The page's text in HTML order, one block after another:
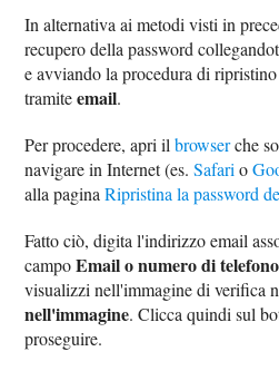
In alternativa ai metodi visti in
recupero della password
e avviando la procedura di
tramiteemail.
Per procedere, apri ilbrowserche
navigare in Internet (es.Safari o
alla paginaRipristina la password
Fatto ciò, digita l'indirizzo email
campoEmail o numero di telefono
visualizzi nell'immagine di verifica
nell'immagine. Clicca quindi sul
proseguire.